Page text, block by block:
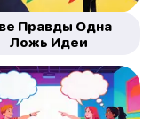
Правды Одна
Ложь Идеи